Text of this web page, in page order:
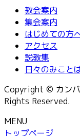
教会案内
集会案内
はじめての方
アクセス
説教集
日々のみこと
Copyright © カンバ
Rights Reserved.
MENU
トップページ